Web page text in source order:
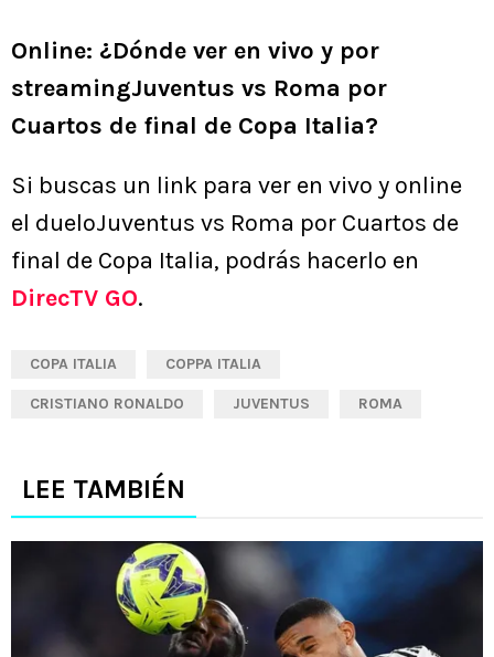
Online: ¿Dónde ver en vivo y por
streamingJuventus vs Roma por
Cuartos de final de Copa Italia?
Si buscas un link para ver en vivo y online
el dueloJuventus vs Roma por Cuartos de
final de Copa Italia, podrás hacerlo en
DirecTV GO.
COPA ITALIA COPPA ITALIA
CRISTIANO RONALDO JUVENTUS ROMA
LEE TAMBIÉN